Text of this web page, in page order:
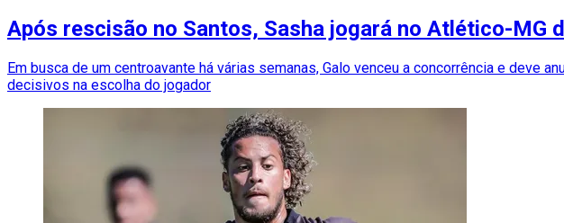
Após rescisão no Santos, Sasha jogará no Atlético-MG
Em busca de um centroavante há várias semanas, Galo venceu a concorrência e deve
decisivos na escolha do jogador